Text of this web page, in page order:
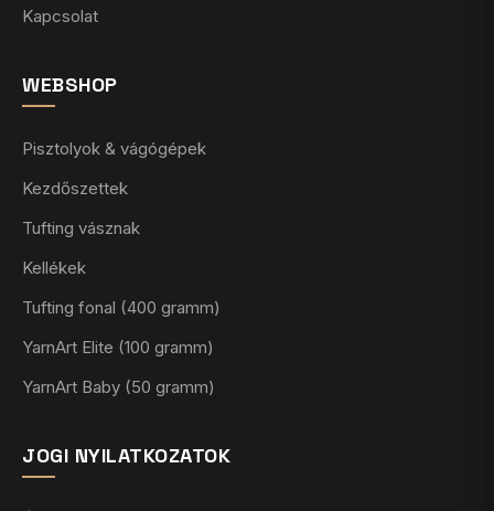
Kapcsolat
WEBSHOP
Pisztolyok & vágógépek
Kezdőszettek
Tufting vásznak
Kellékek
Tufting fonal (400 gramm)
YarnArt Elite (100 gramm)
YarnArt Baby (50 gramm)
JOGI NYILATKOZATOK